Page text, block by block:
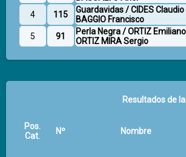
4
115
Guardavidas / CIDES Claudio
BAGGIO Francisco
5 91
Perla Negra / ORTIZ
ORTIZ MIRA Sergio
Resultados de
Pos.
Cat.
Nº Nombre